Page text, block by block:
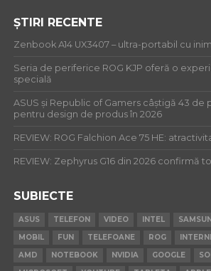
ȘTIRI RECENTE
Zenbook A14 UX3407 – ultra-portabil cu
Seria de periferice ROG KJP oferă o
specială
ASUS și Republic of Gamers câștigă 43 de
pentru design de produs în 2026
REVIEW: ROG Falchion Ace 75 HE:
REVIEW: Zephyrus G16 din 2026 confirmă
SUBIECTE
ASUS TELEFON VIDEO INTEL
MOBIL
FUN TELEFOANE ROG
AMD
NOTEBOOK NVIDIA GOOGLE